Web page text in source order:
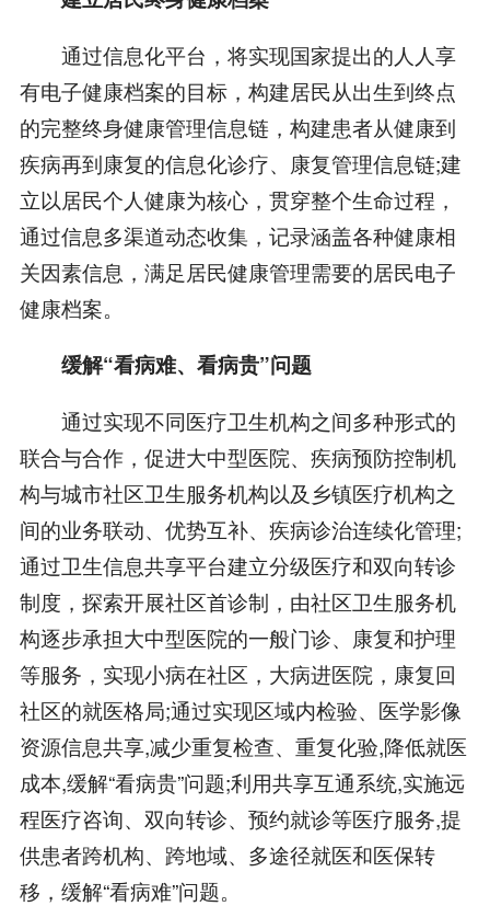
通过信息化平台，将实现国家提出的人人享
有电子健康档案的目标，构建居民从出生到终点
的完整终身健康管理信息链，构建患者从健康到
疾病再到康复的信息化诊疗、康复管理信息链;建
立以居民个人健康为核心，贯穿整个生命过程，
通过信息多渠道动态收集，记录涵盖各种健康相
关因素信息，满足居民健康管理需要的居民电子
健康档案。
缓解“看病难、看病贵”问题
通过实现不同医疗卫生机构之间多种形式的
联合与合作，促进大中型医院、疾病预防控制机
构与城市社区卫生服务机构以及乡镇医疗机构之
间的业务联动、优势互补、疾病诊治连续化管理;
通过卫生信息共享平台建立分级医疗和双向转诊
制度，探索开展社区首诊制，由社区卫生服务机
构逐步承担大中型医院的一般门诊、康复和护理
等服务，实现小病在社区，大病进医院，康复回
社区的就医格局;通过实现区域内检验、医学影像
资源信息共享,减少重复检查、重复化验,降低就医
成本,缓解“看病贵”问题;利用共享互通系统,实施远
程医疗咨询、双向转诊、预约就诊等医疗服务,提
供患者跨机构、跨地域、多途径就医和医保转
移，缓解“看病难”问题。